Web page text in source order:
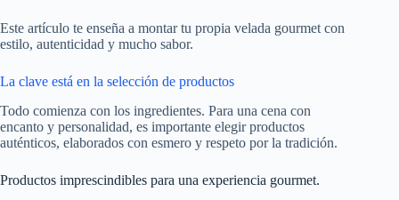
Este artículo te enseña a montar tu propia velada gourmet con
estilo, autenticidad y mucho sabor.
La clave está en la selección de productos
Todo comienza con los ingredientes. Para una cena con
encanto y personalidad, es importante elegir productos
auténticos, elaborados con esmero y respeto por la tradición.
Productos imprescindibles para una experiencia gourmet.